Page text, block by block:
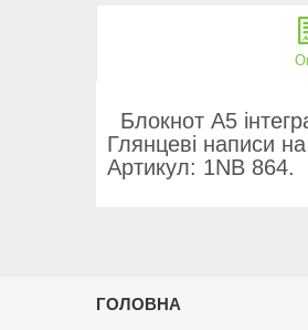
Блокнот А5
Глянцеві написи
Артикул: 1NB 864.
ГОЛОВНА